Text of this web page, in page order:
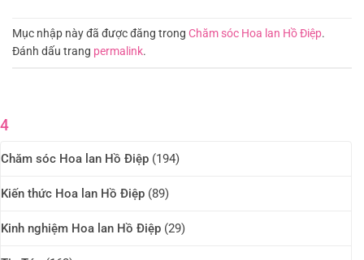
Mục nhập này đã được đăng trong Chăm sóc Hoa lan Hồ Điệp.
Đánh dấu trang permalink.
4
Chăm sóc Hoa lan Hồ Điệp (194)
Kiến thức Hoa lan Hồ Điệp (89)
Kinh nghiệm Hoa lan Hồ Điệp (29)